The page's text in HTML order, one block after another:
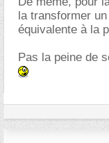
la transformer
équivalente à la
Pas la peine de